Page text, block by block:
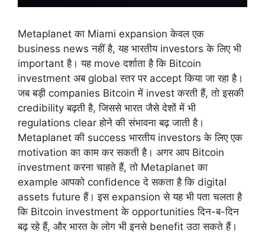
Metaplanet का Miami expansion केवल एक
business news नहीं है, यह भारतीय investors के लिए भी
important है। यह move दर्शाता है कि Bitcoin
investment अब global स्तर पर accept किया जा रहा है।
जब बड़ी companies Bitcoin में invest करती हैं, तो इसकी
credibility बढ़ती है, जिससे भारत जैसे देशों में भी
regulations clear होने की संभावना बढ़ जाती है।
Metaplanet की success भारतीय investors के लिए एक
motivation का काम कर सकती है। अगर आप Bitcoin
investment करना चाहते हैं, तो Metaplanet का
example आपको confidence दे सकता है कि digital
assets future हैं। इस expansion से यह भी पता चलता है
कि Bitcoin investment के opportunities दिन-ब-दिन
बढ़ रहे हैं, और भारत के लोग भी इनसे benefit उठा सकते हैं।